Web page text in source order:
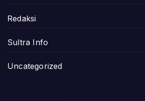
Redaksi
Sultra Info
Uncategorized